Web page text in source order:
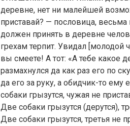
деревне, нет ни малейшей
приставай? — пословица,
должен принять в деревне
грехам терпит. Увидал [молодой
вы смеете! А тот: «А тебе какое
размахнулся да как раз его по
да его за руку, а обидчик-то
собаки грызутся, чужая не
Две собаки грызутся (дерутся),
Две собаки грызутся, третья не